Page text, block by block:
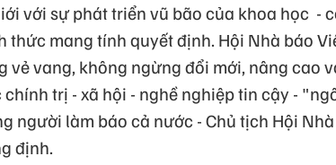
với sự phát triển vũ bão của khoa học -
thức mang tính quyết định. Hội Nhà báo
vẻ vang, không ngừng đổi mới, nâng cao
trị - xã hội - nghề nghiệp tin cậy -
người làm báo cả nước - Chủ tịch Hội
định.